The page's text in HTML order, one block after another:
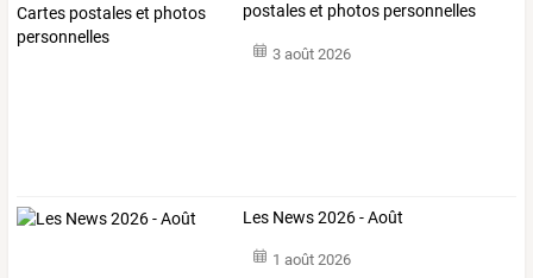
postales et photos personnelles
3 août 2026
Les News 2026 - Août
1 août 2026